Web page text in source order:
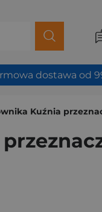
dostawa od
Kuźnia